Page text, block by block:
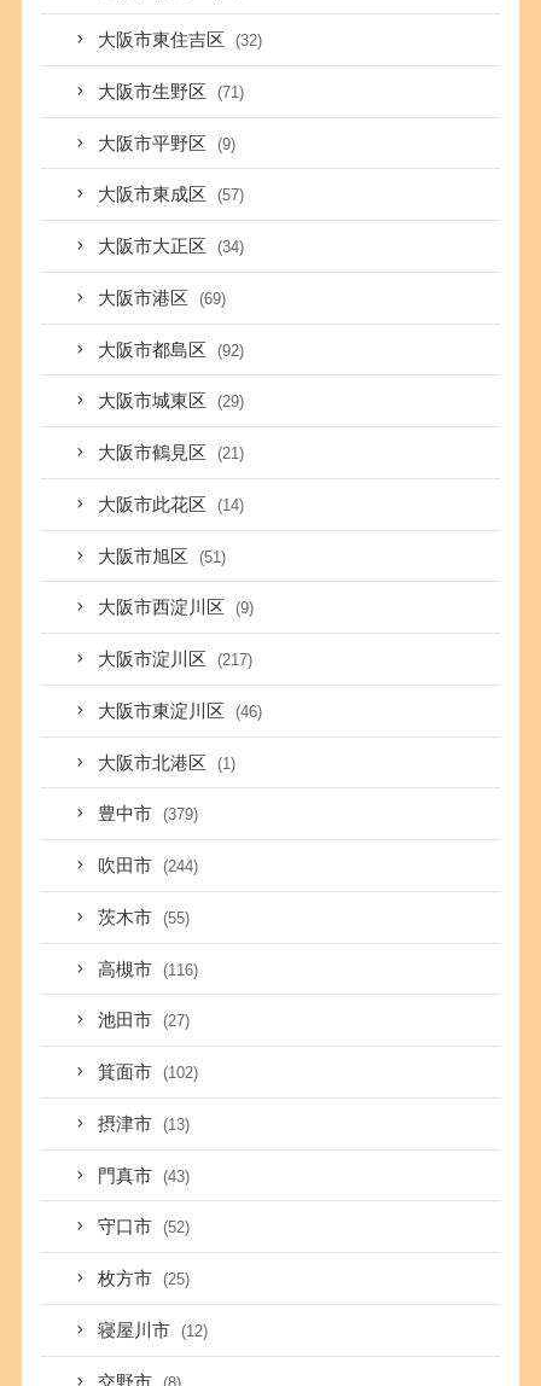
大阪市東住吉区 (32)
大阪市生野区 (71)
大阪市平野区 (9)
大阪市東成区 (57)
大阪市大正区 (34)
大阪市港区 (69)
大阪市都島区 (92)
大阪市城東区 (29)
大阪市鶴見区 (21)
大阪市此花区 (14)
大阪市旭区 (51)
大阪市西淀川区 (9)
大阪市淀川区 (217)
大阪市東淀川区 (46)
大阪市北港区 (1)
豊中市 (379)
吹田市 (244)
茨木市 (55)
高槻市 (116)
池田市 (27)
箕面市 (102)
摂津市 (13)
門真市 (43)
守口市 (52)
枚方市 (25)
寝屋川市 (12)
交野市 (8)